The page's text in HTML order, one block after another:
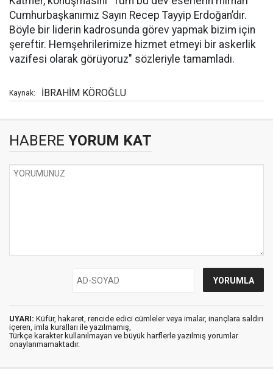
Cumhurbaşkanımız Sayın Recep Tayyip Erdoğan’dır.
Böyle bir liderin kadrosunda görev yapmak bizim için
şereftir. Hemşehrilerimize hizmet etmeyi bir askerlik
vazifesi olarak görüyoruz" sözleriyle tamamladı.
Kaynak: İBRAHİM KÖROĞLU
HABERE YORUM KAT
UYARI: Küfür, hakaret, rencide edici cümleler veya imalar, inançlara saldırı
içeren, imla kuralları ile yazılmamış,
Türkçe karakter kullanılmayan ve büyük harflerle yazılmış yorumlar
onaylanmamaktadır.